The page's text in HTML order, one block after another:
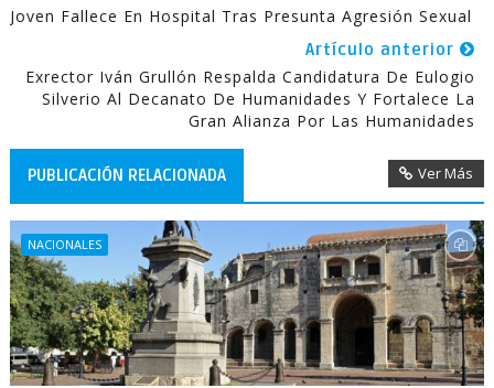
Joven Fallece En Hospital Tras Presunta Agresión Sexual
Artículo anterior
Exrector Iván Grullón Respalda Candidatura De Eulogio
Silverio Al Decanato De Humanidades Y Fortalece La
Gran Alianza Por Las Humanidades
PUBLICACIÓN RELACIONADA Ver Más
NACIONALES